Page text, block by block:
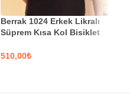
Berrak 1024 Erkek Likralı
Süprem Kısa Kol Bisiklet
₺